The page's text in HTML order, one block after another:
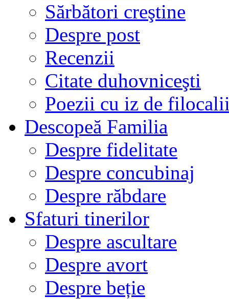
Sărbători creştine
Despre post
Recenzii
Citate duhovniceşti
Poezii cu iz de
Descopeă Familia
Despre fidelitate
Despre concubinaj
Despre răbdare
Sfaturi tinerilor
Despre ascultare
Despre avort
Despre beție